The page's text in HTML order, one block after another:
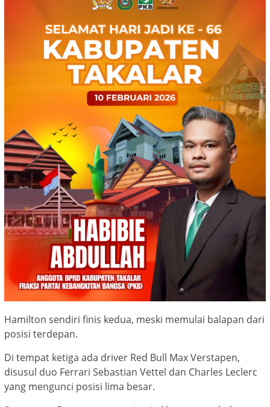
Hamilton sendiri finis kedua, meski memulai balapan dari
posisi terdepan.
Di tempat ketiga ada driver Red Bull Max Verstapen,
disusul duo Ferrari Sebastian Vettel dan Charles Leclerc
yang mengunci posisi lima besar.